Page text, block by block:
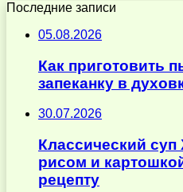
Последние записи
05.08.2026
Как приготовить
запеканку в
30.07.2026
Классический
рисом и
рецепту